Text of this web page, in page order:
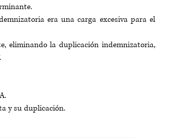
era una carga excesiva para el
eliminando la duplicación indemnizatoria,
y su duplicación.